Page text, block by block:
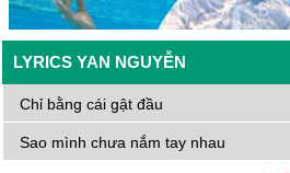
LYRICS YAN NGUYỄN
Chỉ bằng cái gật đầu
Sao mình chưa nắm tay nhau